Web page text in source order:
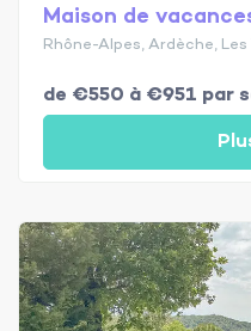
Maison de
Rhône-Alpes, Ardèche, Les
de €550 à €951 par